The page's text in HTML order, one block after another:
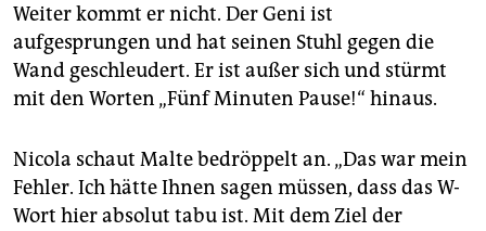
Weiter kommt er nicht. Der Geni ist
aufgesprungen und hat seinen Stuhl gegen die
Wand geschleudert. Er ist außer sich und stürmt
mit den Worten „Fünf Minuten Pause!“ hinaus.
Nicola schaut Malte bedröppelt an. „Das war mein
Fehler. Ich hätte Ihnen sagen müssen, dass das W-
Wort hier absolut tabu ist. Mit dem Ziel der